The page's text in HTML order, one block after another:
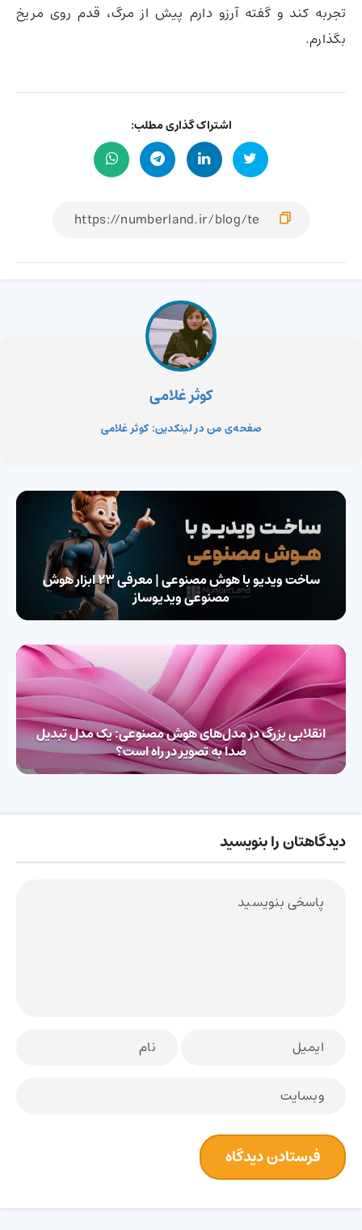
تجربه کند و گفته آرزو دارم پیش از مرگ، قدم روی مریخ
بگذارم.
اشتراک گذاری مطلب:
کوثر غلامی
صفحه‌ی من در لینکدین: کوثر غلامی
ساخت ویدیو با هوش مصنوعی | معرفی ۲۳ ابزار هوش
مصنوعی ویدیوساز
انقلابی بزرگ در مدل‌های هوش مصنوعی: یک مدل تبدیل
صدا به تصویر در راه است؟
دیدگاهتان را بنویسید